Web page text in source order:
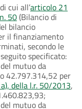
cui all’articolo 21
50(Bilancio di
bilancio
il finanziamento
secondo le
specificato:
mutuo da
42.797.314,52 per
della l.r. 50/2013,
mutuo da